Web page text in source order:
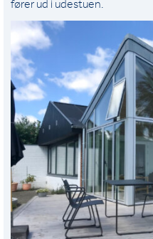
fører ud i udestuen.